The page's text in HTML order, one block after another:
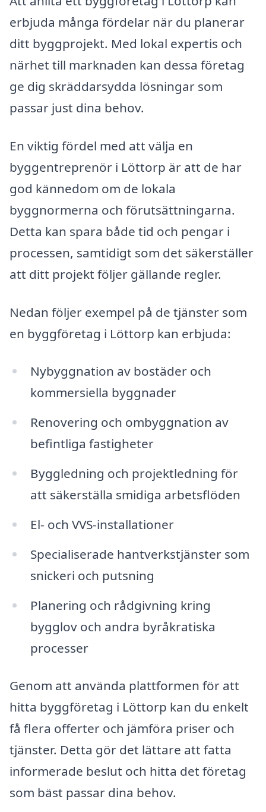
erbjuda många fördelar när du planerar
ditt byggprojekt. Med lokal expertis och
närhet till marknaden kan dessa företag
ge dig skräddarsydda lösningar som
passar just dina behov.
En viktig fördel med att välja en
byggentreprenör i Löttorp är att de har
god kännedom om de lokala
byggnormerna och förutsättningarna.
Detta kan spara både tid och pengar i
processen, samtidigt som det säkerställer
att ditt projekt följer gällande regler.
Nedan följer exempel på de tjänster som
en byggföretag i Löttorp kan erbjuda:
Nybyggnation av bostäder och
kommersiella byggnader
Renovering och ombyggnation av
befintliga fastigheter
Byggledning och projektledning för
att säkerställa smidiga arbetsflöden
El- och VVS-installationer
Specialiserade hantverkstjänster som
snickeri och putsning
Planering och rådgivning kring
bygglov och andra byråkratiska
processer
Genom att använda plattformen för att
hitta byggföretag i Löttorp kan du enkelt
få flera offerter och jämföra priser och
tjänster. Detta gör det lättare att fatta
informerade beslut och hitta det företag
som bäst passar dina behov.